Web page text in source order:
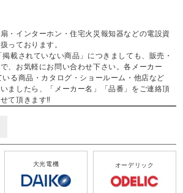
・インターホン・住宅火災報知器などの電設資
っております。
載されていない商品」につきましても、販売・
、お気軽にお問い合わせ下さい。各メーカー
る商品・カタログ・ショールーム・他店など
ましたら、「メーカー名」「品番」をご連絡頂
て頂きます‼
大光電機 オーデリック